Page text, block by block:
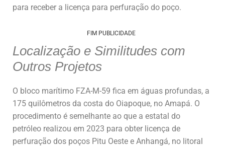
para receber a licença para perfuração do poço.
FIM PUBLICIDADE
Localização e Similitudes com
Outros Projetos
O bloco marítimo FZA-M-59 fica em águas profundas, a
175 quilômetros da costa do Oiapoque, no Amapá. O
procedimento é semelhante ao que a estatal do
petróleo realizou em 2023 para obter licença de
perfuração dos poços Pitu Oeste e Anhangá, no litoral